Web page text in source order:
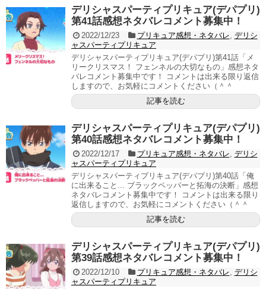
デリシャスパーティプリキュア(デパプリ)
第41話感想ネタバレコメント募集中！
2022/12/23 プリキュア感想・ネタバレ, デリシ
ャスパーティプリキュア
デリシャスパーティプリキュア(デパプリ)第41話「メ
リークリスマス！ フェンネルの大切なもの」感想ネタ
バレコメント募集中です！ コメントは出来る限り返信
しますので、お気軽にコメントください（＾＾
記事を読む
デリシャスパーティプリキュア(デパプリ)
第40話感想ネタバレコメント募集中！
2022/12/17 プリキュア感想・ネタバレ, デリシ
ャスパーティプリキュア
デリシャスパーティプリキュア(デパプリ)第40話「俺
に出来ること... ブラックペッパーと拓海の決断」感想
ネタバレコメント募集中です！ コメントは出来る限り
返信しますので、お気軽にコメントください（＾＾
記事を読む
デリシャスパーティプリキュア(デパプリ)
第39話感想ネタバレコメント募集中！
2022/12/10 プリキュア感想・ネタバレ, デリシ
ャスパーティプリキュア